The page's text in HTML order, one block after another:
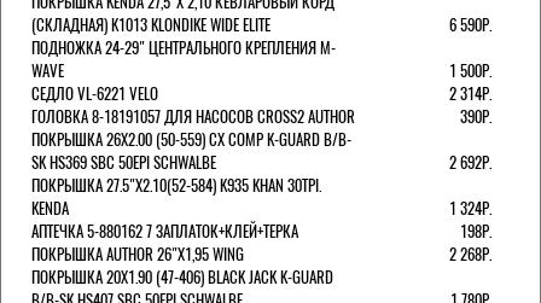
(СКЛАДНАЯ) K1013 KLONDIKE WIDE ELITE
6 590Р.
ПОДНОЖКА 24-29" ЦЕНТРАЛЬНОГО КРЕПЛЕНИЯ M-
WAVE
1 500Р.
СЕДЛО VL-6221 VELO
2 314Р.
ГОЛОВКА 8-18191057 ДЛЯ НАСОСОВ CROSS2 AUTHOR
390Р.
ПОКРЫШКА 26X2.00 (50-559) CX COMP K-GUARD B/B-
SK HS369 SBC 50EPI SCHWALBE
2 692Р.
ПОКРЫШКА 27.5"Х2.10(52-584) K935 KHAN 30TPI.
KENDA
1 324Р.
АПТЕЧКА 5-880162 7 ЗАПЛАТОК+КЛЕЙ+ТЕРКА
198Р.
ПОКРЫШКА AUTHOR 26"Х1,95 WING
2 268Р.
ПОКРЫШКА 20X1.90 (47-406) BLACK JACK K-GUARD